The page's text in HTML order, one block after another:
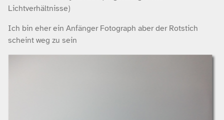
Lichtverhältnisse)
Ich bin eher ein Anfänger Fotograph aber der Rotstich
scheint weg zu sein